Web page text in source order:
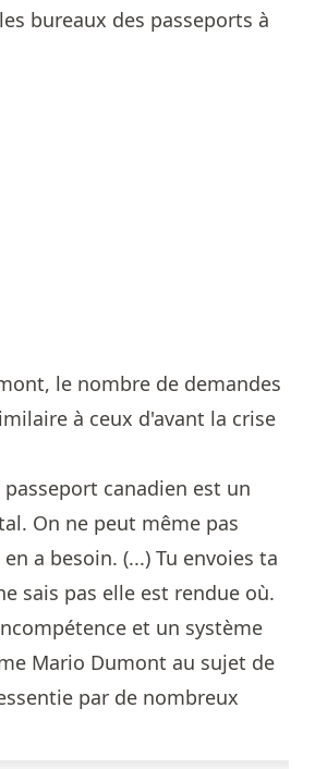
bureaux des passeports à
le nombre de demandes
à ceux d'avant la crise
canadien est un
On ne peut même pas
a besoin. (...) Tu envoies ta
sais pas elle est rendue où.
et un système
Mario Dumont au sujet de
par de nombreux